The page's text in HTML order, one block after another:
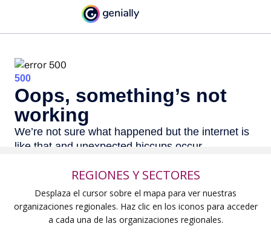
REGIONES Y SECTORES
Desplaza el cursor sobre el mapa para ver nuestras
organizaciones regionales. Haz clic en los iconos para acceder
a cada una de las organizaciones regionales.